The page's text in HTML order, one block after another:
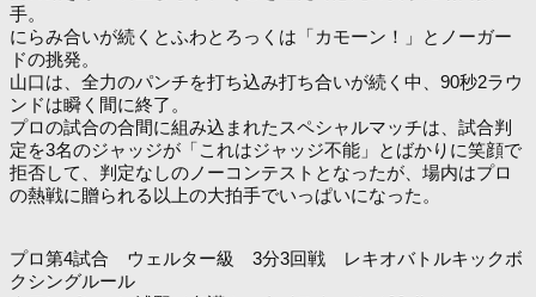
手。
にらみ合いが続くとふわとろっくは「カモーン！」とノーガー
ドの挑発。
山口は、全力のパンチを打ち込み打ち合いが続く中、90秒2ラウ
ンドは瞬く間に終了。
プロの試合の合間に組み込まれたスペシャルマッチは、試合判
定を3名のジャッジが「これはジャッジ不能」とばかりに笑顔で
拒否して、判定なしのノーコンテストとなったが、場内はプロ
の熱戦に贈られる以上の大拍手でいっぱいになった。
プロ第4試合 ウェルター級 3分3回戦 レキオバトルキックボ
クシングルール